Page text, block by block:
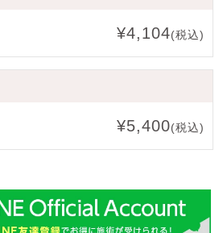
¥4,104(税込)
¥5,400(税込)